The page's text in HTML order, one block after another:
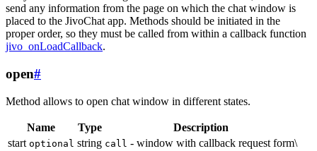
send any information from the page on which the chat window is
placed to the JivoChat app. Methods should be initiated in the
proper order, so they must be called from within a callback function
jivo_onLoadCallback.
open#
Method allows to open chat window in different states.
Name Type
Description
start optional string call - window with callback request form\